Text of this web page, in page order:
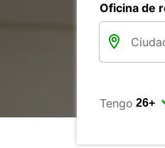
Oficina de
Tengo